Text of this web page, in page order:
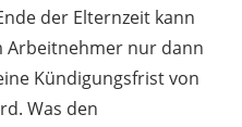
der Elternzeit kann
Arbeitnehmer nur dann
Kündigungsfrist von
Was den